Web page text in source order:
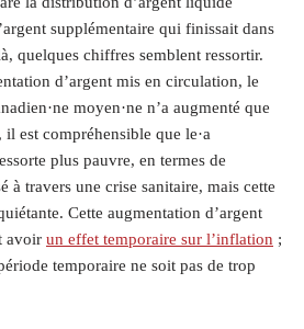
supplémentaire qui finissait dans
quelques chiffres semblent ressortir.
d’argent mis en circulation, le
moyen·ne n’a augmenté que
il est compréhensible que le·a
plus pauvre, en termes de
à travers une crise sanitaire, mais cette
Cette augmentation d’argent
avoir un effet temporaire sur l’inflation ;
temporaire ne soit pas de trop